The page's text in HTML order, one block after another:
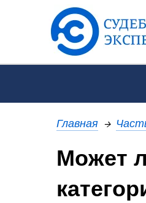
Главная →
Может